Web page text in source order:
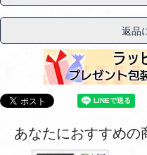
返品
あなたにおすすめの